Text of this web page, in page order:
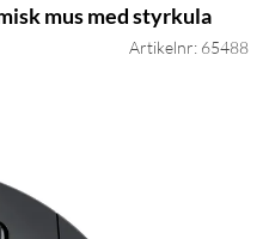
mus med styrkula
Artikelnr: 65488